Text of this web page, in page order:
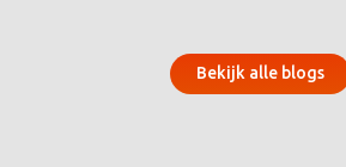
Bekijk alle blogs